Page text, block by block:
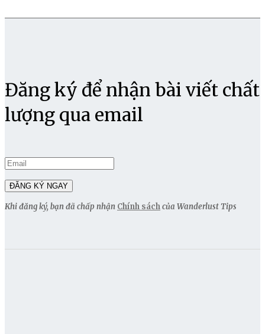
Đăng ký để nhận bài viết chất
lượng qua email
Khi đăng ký, bạn đã chấp nhận Chính sáchcủa Wanderlust Tips